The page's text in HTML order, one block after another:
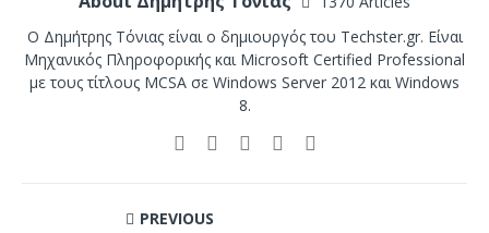
Ο Δημήτρης Τόνιας είναι ο δημιουργός του Techster.gr. Είναι
Μηχανικός Πληροφορικής και Microsoft Certified Professional
με τους τίτλους MCSA σε Windows Server 2012 και Windows
8.
PREVIOUS